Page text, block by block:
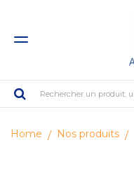
Rechercher un produit,
Home Nos produits